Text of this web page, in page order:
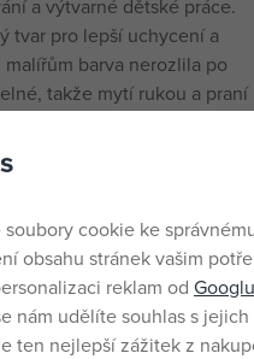
a výtvarné dětské práce.
tvar pro lepší uchycení a
barva nerozlila po
takže mytí rukou a praní
soubory cookie ke
obsahu stránek vašim
reklam od Googlu
nám udělíte souhlas s
ten nejlepší zážitek z